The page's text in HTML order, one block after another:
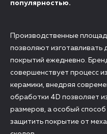
популярностью.
Производственные
позволяют изготавливать
покрытий ежедневно.
совершенствует процесс
керамики, внедряя
обработки 4D позволяет
размеров, а особый
защитить покрытие от